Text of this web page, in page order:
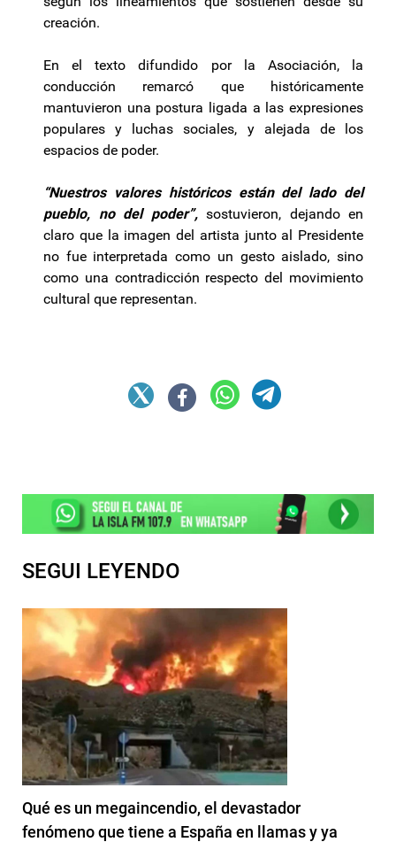
creación.
En el texto difundido por la Asociación, la
conducción remarcó que históricamente
mantuvieron una postura ligada a las expresiones
populares y luchas sociales, y alejada de los
espacios de poder.
“Nuestros valores históricos están del lado del
pueblo, no del poder”,sostuvieron, dejando en
claro que la imagen del artista junto al Presidente
no fue interpretada como un gesto aislado, sino
como una contradicción respecto del movimiento
cultural que representan.
SEGUI LEYENDO
Qué es un megaincendio, el devastador
fenómeno que tiene a España en llamas y ya